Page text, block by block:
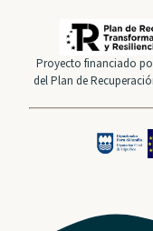
Proyecto financiado
del Plan de